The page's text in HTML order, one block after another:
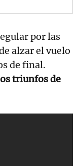
por las
alzar el vuelo
de final.
triunfos de